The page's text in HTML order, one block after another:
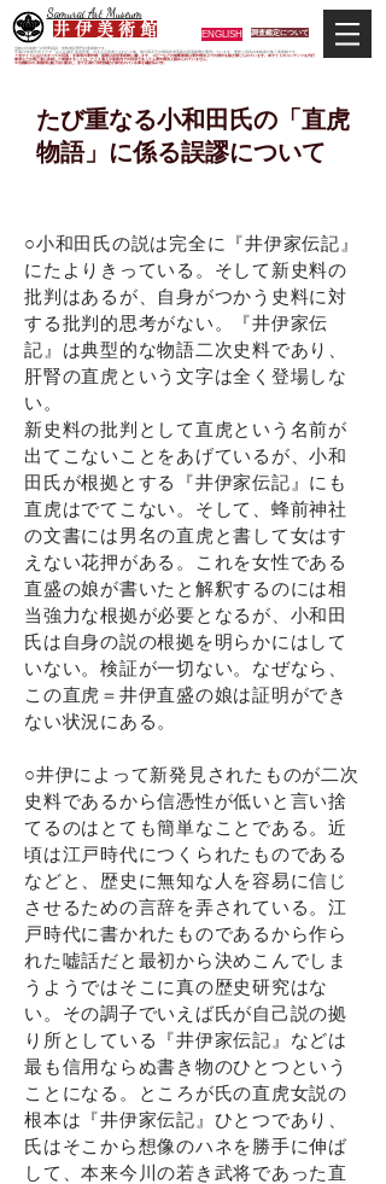
Samurai Art Museum
井 伊 美 術 館 ENGLISH 調査鑑定について
当館は日本唯一の甲冑武具・史料考証専門の美術館です。
平成29年度大河ドラマ「おんな城主 井伊直虎」の主人公直虎とされた人物、徳川四天王の筆頭井伊直政の直系後裔が運営しています。歴史と武具の本格派が集う美術館です。
＊当サイトにおけるすべての写真・文章等の著作権・版権は井伊美術館に属します。コピーなどの無断複製は著作権法上での例外を除き禁じられています。本サイトのコンテンツを代行
業者などの第三者に依頼して複製することは、たとえ個人や家庭内での利用であっても著作権法上認められていません。
※当館展示の刀剣類等は銃刀法に遵法し、​全て正真の刀剣登録証が添付されている事を確認済みです。
たび重なる小和田氏の「直虎
物語」に係る誤謬について
○小和田氏の説は完全に『井伊家伝記』
にたよりきっている。そして新史料の
批判はあるが、自身がつかう史料に対
する批判的思考がない。『井伊家伝
記』は典型的な物語二次史料であり、
肝腎の直虎という文字は全く登場しな
い。
新史料の批判として直虎という名前が
出てこないことをあげているが、小和
田氏が根拠とする『井伊家伝記』にも
直虎はでてこない。そして、蜂前神社
の文書には男名の直虎と書して女はす
えない花押がある。これを女性である
直盛の娘が書いたと解釈するのには相
当強力な根拠が必要となるが、小和田
氏は自身の説の根拠を明らかにはして
いない。検証が一切ない。なぜなら、
この直虎＝井伊直盛の娘は証明ができ
ない状況にある。
○井伊によって新発見されたものが二次
史料であるから信憑性が低いと言い捨
てるのはとても簡単なことである。近
頃は江戸時代につくられたものである
などと、歴史に無知な人を容易に信じ
させるための言辞を弄されている。江
戸時代に書かれたものであるから作ら
れた嘘話だと最初から決めこんでしま
うようではそこに真の歴史研究はな
い。その調子でいえば氏が自己説の拠
り所としている『井伊家伝記』などは
最も信用ならぬ書き物のひとつという
ことになる。ところが氏の直虎女説の
根本は『井伊家伝記』ひとつであり、
氏はそこから想像のハネを勝手に伸ば
して、本来今川の若き武将であった直